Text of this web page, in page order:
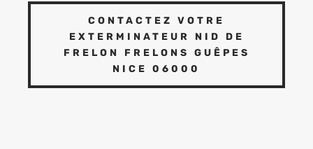
CONTACTEZ VOTRE
EXTERMINATEUR NID DE
FRELON FRELONS GUÊPES
NICE 06000